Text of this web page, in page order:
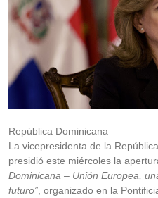
República Dominicana
La vicepresidenta de la
presidió este miércoles la
Dominicana – Unión Europea,
futuro” , organizado en la